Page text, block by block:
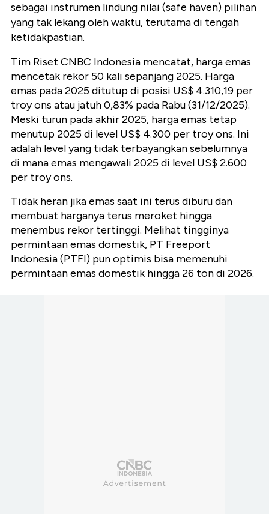
sebagai instrumen lindung nilai (safe haven) pilihan
yang tak lekang oleh waktu, terutama di tengah
ketidakpastian.
Tim Riset CNBC Indonesia mencatat, harga emas
mencetak rekor 50 kali sepanjang 2025. Harga
emas pada 2025 ditutup di posisi US$ 4.310,19 per
troy ons atau jatuh 0,83% pada Rabu (31/12/2025).
Meski turun pada akhir 2025, harga emas tetap
menutup 2025 di level US$ 4.300 per troy ons. Ini
adalah level yang tidak terbayangkan sebelumnya
di mana emas mengawali 2025 di level US$ 2.600
per troy ons.
Tidak heran jika emas saat ini terus diburu dan
membuat harganya terus meroket hingga
menembus rekor tertinggi. Melihat tingginya
permintaan emas domestik, PT Freeport
Indonesia (PTFI) pun optimis bisa memenuhi
permintaan emas domestik hingga 26 ton di 2026.